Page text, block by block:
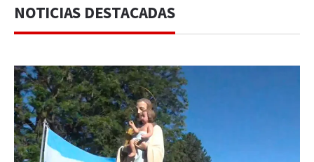
NOTICIAS DESTACADAS